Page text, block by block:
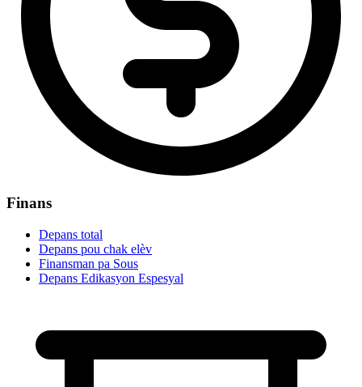
Finans
Depans total
Depans pou chak elèv
Finansman pa Sous
Depans Edikasyon Espesyal